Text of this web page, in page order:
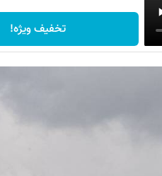
تخفیف ویژه!